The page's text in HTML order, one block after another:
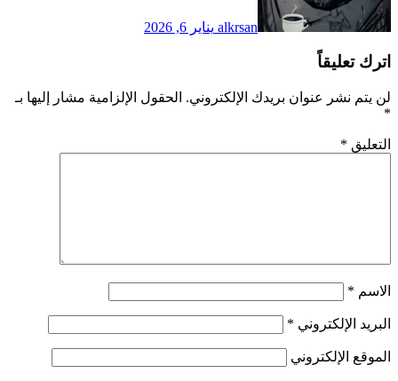
alkrsan يناير 6, 2026
اترك تعليقاً
لن يتم نشر عنوان بريدك الإلكتروني. الحقول الإلزامية مشار إليها بـ
*
التعليق *
الاسم *
البريد الإلكتروني *
الموقع الإلكتروني